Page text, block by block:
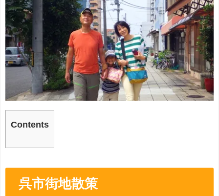
Contents
呉市街地散策